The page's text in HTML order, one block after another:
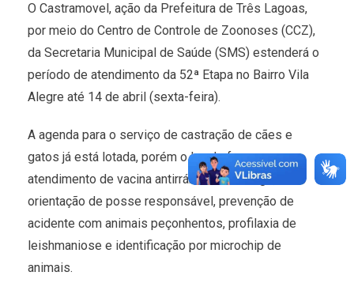
O Castramovel, ação da Prefeitura de Três Lagoas,
por meio do Centro de Controle de Zoonoses (CCZ),
da Secretaria Municipal de Saúde (SMS) estenderá o
período de atendimento da 52ª Etapa no Bairro Vila
Alegre até 14 de abril (sexta-feira).
A agenda para o serviço de castração de cães e
gatos já está lotada, porém o local oferece
atendimento de vacina antirrábica, vermífugo,
orientação de posse responsável, prevenção de
acidente com animais peçonhentos, profilaxia de
leishmaniose e identificação por microchip de
animais.